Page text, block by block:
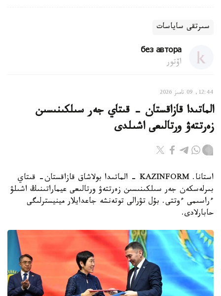
سىرتقى ساياسات
без автора
اۆتور
12:44, 09 تامىز 2026
الماتىدا قازاقستان - قىتاي جەر سىلكىنىسىن
زەرتتەۋ ورتالىعى اشىلدى
استانا. KAZINFORM - الماتىدا بولاشاق قازاقستان- قىتاي
بىرلەسكەن جەر سىلكىنىسىن زەرتتەۋ ورتالىعى عيماراتىنىڭ اشىلۋ
ءراسىمى ءوتتى. بۇل تۋرالى توتەنشە جاعدايلار مينيسترلىگى
حابارلادى.